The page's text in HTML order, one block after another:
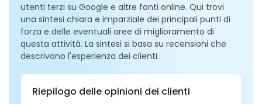
utenti terzi su Google e altre fonti online. Qui trovi
una sintesi chiara e imparziale dei principali punti di
forza e delle eventuali aree di miglioramento di
questa attività. La sintesi si basa su recensioni che
descrivono l'esperienza dei clienti.
Riepilogo delle opinioni dei clienti